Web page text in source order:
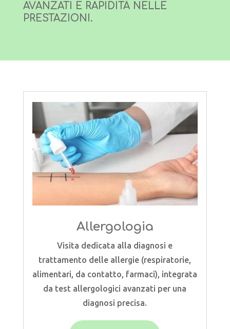
AVANZATI E RAPIDITÀ NELLE
PRESTAZIONI.
Allergologia
Visita dedicata alla diagnosi e
trattamento delle allergie (respiratorie,
alimentari, da contatto, farmaci), integrata
da test allergologici avanzati per una
diagnosi precisa.